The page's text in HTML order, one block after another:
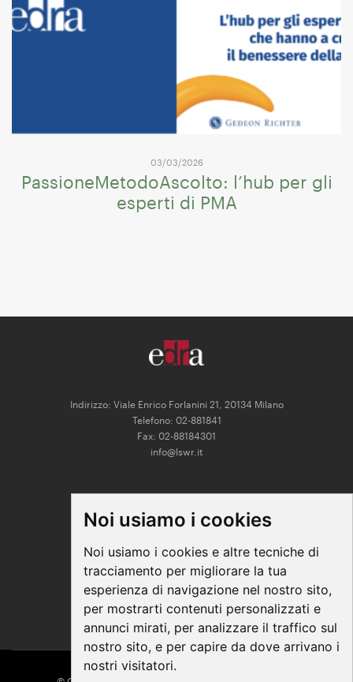
Noi usiamo i cookies
Noi usiamo i cookies e altre tecniche di
tracciamento per migliorare la tua
esperienza di navigazione nel nostro sito,
per mostrarti contenuti personalizzati e
annunci mirati, per analizzare il traffico sul
nostro sito, e per capire da dove arrivano i
nostri visitatori.
03/03/2026
PassioneMetodoAscolto: l’hub per gli
esperti di PMA
Indirizzo: Viale Enrico Forlanini 21, 20134 Milano
Telefono: 02-881841
Fax: 02-88184301
info@lswr.it
Facebook
Youtube